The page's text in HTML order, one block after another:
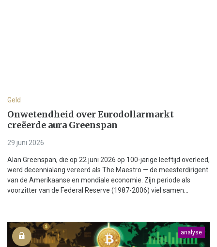
Geld
Onwetendheid over Eurodollarmarkt
creëerde aura Greenspan
29 juni 2026
Alan Greenspan, die op 22 juni 2026 op 100-jarige leeftijd overleed,
werd decennialang vereerd als The Maestro — de meesterdirigent
van de Amerikaanse en mondiale economie. Zijn periode als
voorzitter van de Federal Reserve (1987-2006) viel samen...
analyse